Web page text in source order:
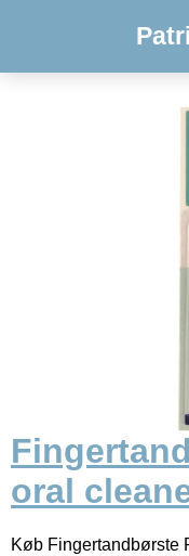
oral
Køb Fingertandbørste